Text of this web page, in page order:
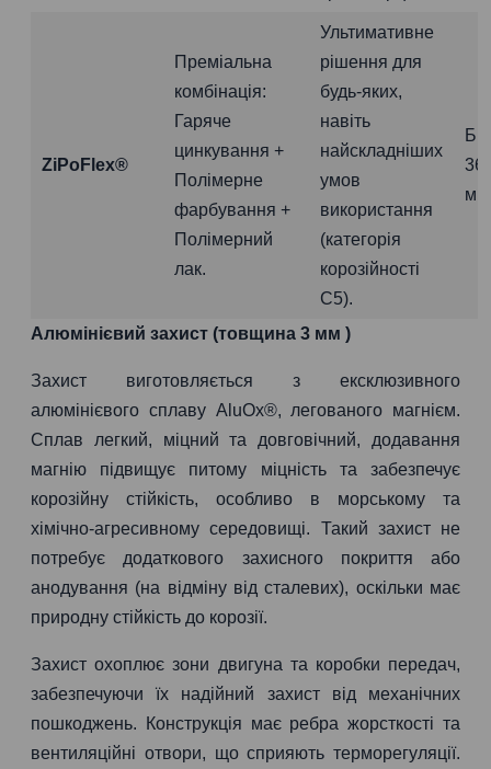
ZiPoFlex®
Преміальна
комбінація:
Гаряче
цинкування +
Полімерне
фарбування +
Полімерний
лак.
Ультимативне
рішення для
будь-яких,
навіть
найскладніших
умов
використання
(категорія
корозійності
C5).
36
Алюмінієвий захист (товщина 3 мм )
Захист виготовляється з ексклюзивного
алюмінієвого сплаву AluOx®, легованого магнієм.
Сплав легкий, міцний та довговічний, додавання
магнію підвищує питому міцність та забезпечує
корозійну стійкість, особливо в морському та
хімічно-агресивному середовищі. Такий захист не
потребує додаткового захисного покриття або
анодування (на відміну від сталевих), оскільки має
природну стійкість до корозії.
Захист охоплює зони двигуна та коробки передач,
забезпечуючи їх надійний захист від механічних
пошкоджень. Конструкція має ребра жорсткості та
вентиляційні отвори, що сприяють терморегуляції.